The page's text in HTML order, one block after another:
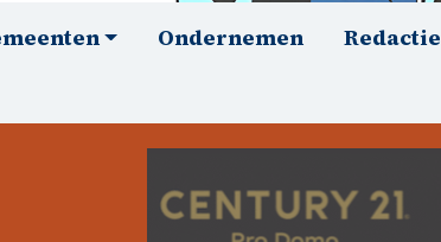
Ondernemen Redactie